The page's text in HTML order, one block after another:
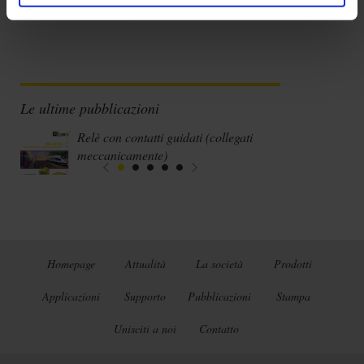
Le ultime pubblicazioni
Relè con contatti guidati (collegati
meccanicamente)
Homepage Attualità La società Prodotti
Applicazioni Supporto Pubblicazioni Stampa
Unisciti a noi Contatto